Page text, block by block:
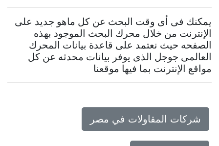
يمكنك فى أى وقت البحث عن كل ماهو جديد على
الإنترنت من خلال محرك البحث الموجود بهذه
الصفحه حيث نعتمد على قاعدة بيانات المحرك
العالمى جوجل الذى يوفر بيانات محدثه عن كل
مواقع الإنترنت بما فيها موقعنا
شركات المقاولات في مصر